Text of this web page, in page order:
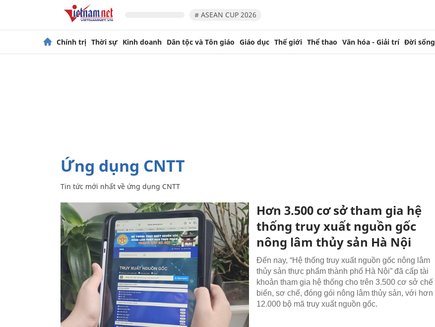
# ASEAN CUP 2026
Chính trị Thời sự Kinh doanh Dân tộc và Tôn giáo Giáo dục Thế giới Thể thao Văn hóa - Giải trí Đời sống
ứng dụng CNTT
Tin tức mới nhất về ứng dụng CNTT
Hơn 3.500 cơ sở tham gia hệ
thống truy xuất nguồn gốc
nông lâm thủy sản Hà Nội
Đến nay, “Hệ thống truy xuất nguồn gốc nông lâm
thủy sản thực phẩm thành phố Hà Nội” đã cấp tài
khoản tham gia hệ thống cho trên 3.500 cơ sở chế
biến, sơ chế, đóng gói nông lâm thủy sản, với hơn
12.000 bộ mã truy xuất nguồn gốc.